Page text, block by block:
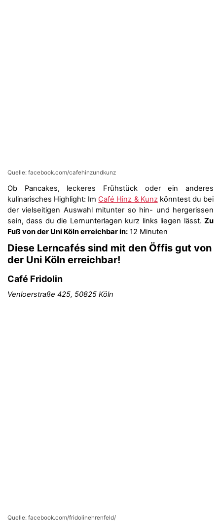
Quelle: facebook.com/cafehinzundkunz
Ob Pancakes, leckeres Frühstück oder ein anderes
kulinarisches Highlight: Im Café Hinz & Kunzkönntest du bei
der vielseitigen Auswahl mitunter so hin- und hergerissen
sein, dass du die Lernunterlagen kurz links liegen lässt. Zu
Fuß von der Uni Köln erreichbar in: 12 Minuten
Diese Lerncafés sind mit den Öffis gut von
der Uni Köln erreichbar!
Café Fridolin
Venloerstraße 425, 50825 Köln
Quelle: facebook.com/fridolinehrenfeld/